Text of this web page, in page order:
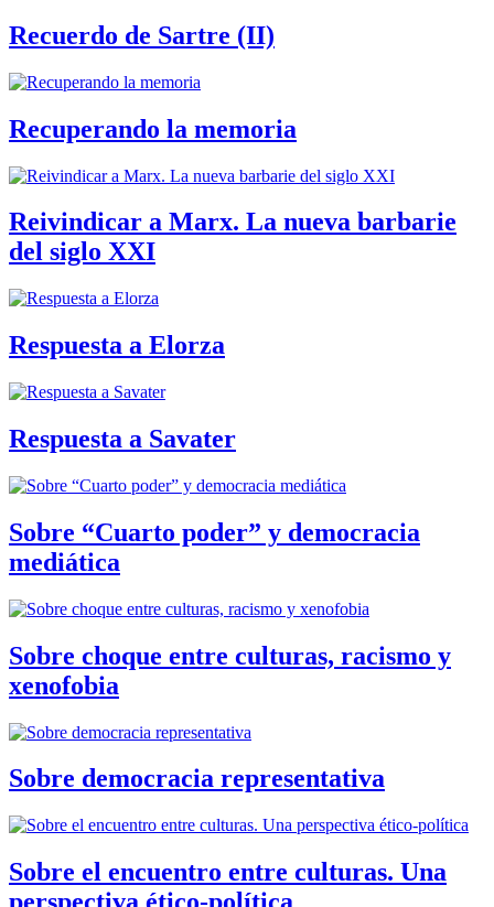
Recuerdo de Sartre (II)
Recuperando la memoria
Reivindicar a Marx. La nueva barbarie
del siglo XXI
Respuesta a Elorza
Respuesta a Savater
Sobre “Cuarto poder” y democracia
mediática
Sobre choque entre culturas, racismo y
xenofobia
Sobre democracia representativa
Sobre el encuentro entre culturas. Una